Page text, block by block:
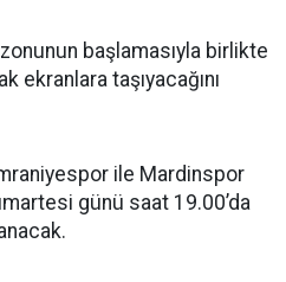
başlamasıyla birlikte
ekranlara taşıyacağını
ile Mardinspor
günü saat 19.00’da